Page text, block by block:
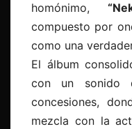
homónimo,
compuesto por
como una
El álbum
con un sonido
concesiones,
mezcla con la